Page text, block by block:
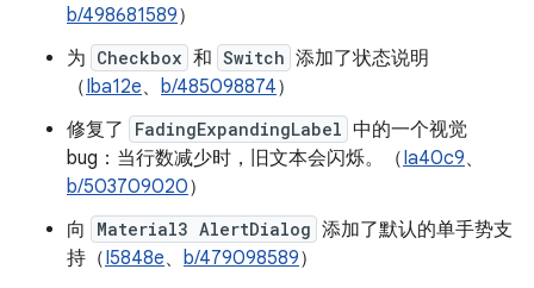
b/498681589）
为 Checkbox 和 Switch 添加了状态说明
（Iba12e、 b/485098874）
修复了
FadingExpandingLabel 中的一个视觉
bug：当行数减少时，旧文本会闪烁。（Ia40c9、
b/503709020）
向
Material3 AlertDialog 添加了默认的单手势支
持（I5848e、 b/479098589）